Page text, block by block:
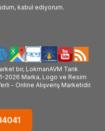
kabul ediyorum.
bir, LokmanAVM Tarık
2026 Marka, Logo ve Resim
- Online Alışveriş Marketidir.